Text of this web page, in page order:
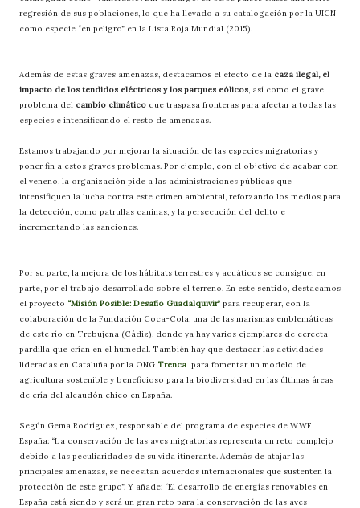
regresión de sus poblaciones, lo que ha llevado a su catalogación por la UICN
como especie “en peligro” en la Lista Roja Mundial (2015).
Además de estas graves amenazas, destacamos el efecto de la caza ilegal, el
impacto de los tendidos eléctricos y los parques eólicos, así como el grave
problema del cambio climático que traspasa fronteras para afectar a todas las
especies e intensificando el resto de amenazas.
Estamos trabajando por mejorar la situación de las especies migratorias y
poner fin a estos graves problemas. Por ejemplo, con el objetivo de acabar con
el veneno, la organización pide a las administraciones públicas que
intensifiquen la lucha contra este crimen ambiental, reforzando los medios para
la detección, como patrullas caninas, y la persecución del delito e
incrementando las sanciones.
Por su parte, la mejora de los hábitats terrestres y acuáticos se consigue, en
parte, por el trabajo desarrollado sobre el terreno. En este sentido, destacamos
el proyecto “Misión Posible: Desafío Guadalquivir” para recuperar, con la
colaboración de la Fundación Coca-Cola, una de las marismas emblemáticas
de este río en Trebujena (Cádiz), donde ya hay varios ejemplares de cerceta
pardilla que crían en el humedal. También hay que destacar las actividades
lideradas en Cataluña por la ONG Trenca para fomentar un modelo de
agricultura sostenible y beneficioso para la biodiversidad en las últimas áreas
de cría del alcaudón chico en España.
Según Gema Rodríguez, responsable del programa de especies de WWF
España: “La conservación de las aves migratorias representa un reto complejo
debido a las peculiaridades de su vida itinerante. Además de atajar las
principales amenazas, se necesitan acuerdos internacionales que sustenten la
protección de este grupo”. Y añade: “El desarrollo de energías renovables en
España está siendo y será un gran reto para la conservación de las aves